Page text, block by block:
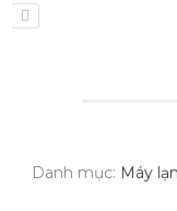
Danh mục: Máy